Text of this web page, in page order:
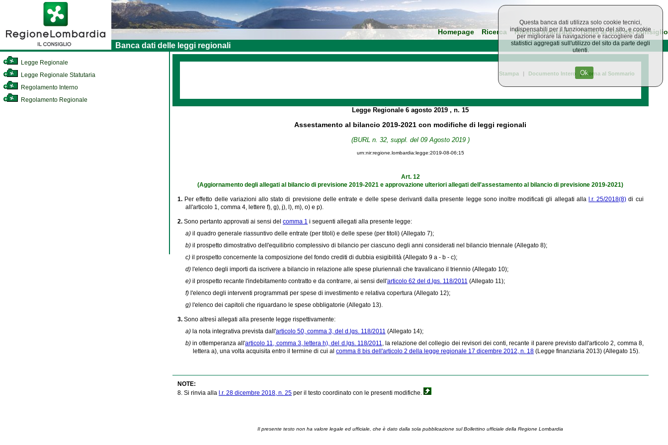
Homepage Ricerca Ricerca avanzata Torna al sito del consiglio
Banca dati delle leggi regionali
Legge Regionale
Legge Regionale Statutaria
Regolamento Interno
Regolamento Regionale
Stampa | Documento Intero | Torna al Sommario
Legge Regionale6 agosto 2019, n. 15
Assestamento al bilancio 2019-2021 con modifiche di leggi regionali
(BURL n. 32, suppl. del 09 Agosto 2019 )
urn:nir:regione.lombardia:legge:2019-08-06;15
Art. 12
(Aggiornamento degli allegati al bilancio di previsione 2019-2021 e approvazione ulteriori allegati dell'assestamento al bilancio di previsione 2019-2021)
1. Per effetto delle variazioni allo stato di previsione delle entrate e delle spese derivanti dalla presente legge sono inoltre modificati gli allegati alla l.r. 25/2018(8) di cui
all'articolo 1, comma 4, lettere f), g), j), l), m), o) e p).
2. Sono pertanto approvati ai sensi del comma 1 i seguenti allegati alla presente legge:
a) il quadro generale riassuntivo delle entrate (per titoli) e delle spese (per titoli) (Allegato 7);
b) il prospetto dimostrativo dell'equilibrio complessivo di bilancio per ciascuno degli anni considerati nel bilancio triennale (Allegato 8);
c) il prospetto concernente la composizione del fondo crediti di dubbia esigibilità (Allegato 9 a - b - c);
d) l'elenco degli importi da iscrivere a bilancio in relazione alle spese pluriennali che travalicano il triennio (Allegato 10);
e) il prospetto recante l'indebitamento contratto e da contrarre, ai sensi dell'articolo 62 del d.lgs. 118/2011 (Allegato 11);
f) l'elenco degli interventi programmati per spese di investimento e relativa copertura (Allegato 12);
g) l'elenco dei capitoli che riguardano le spese obbligatorie (Allegato 13).
3. Sono altresì allegati alla presente legge rispettivamente:
a) la nota integrativa prevista dall'articolo 50, comma 3, del d.lgs. 118/2011 (Allegato 14);
b) in ottemperanza all'articolo 11, comma 3, lettera h), del d.lgs. 118/2011, la relazione del collegio dei revisori dei conti, recante il parere previsto dall'articolo 2, comma 8,
lettera a), una volta acquisita entro il termine di cui alcomma 8 bis dell'articolo 2 della legge regionale 17 dicembre 2012, n. 18 (Legge finanziaria 2013) (Allegato 15).
NOTE:
8. Si rinvia alla l.r. 28 dicembre 2018, n. 25 per il testo coordinato con le presenti modifiche.
Il presente testo non ha valore legale ed ufficiale, che è dato dalla sola pubblicazione sul Bollettino ufficiale della Regione Lombardia
Questa banca dati utilizza solo cookie tecnici,
indispensabili per il funzionamento del sito, e cookie
per migliorare la navigazione e raccogliere dati
statistici aggregati sull'utilizzo del sito da parte degli
utenti.
Ok